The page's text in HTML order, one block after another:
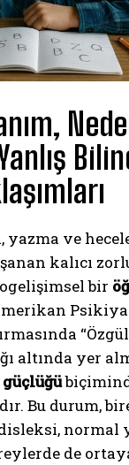
yazma ve
kalıcı
bir
altında yer
Bu durum,
normal
de